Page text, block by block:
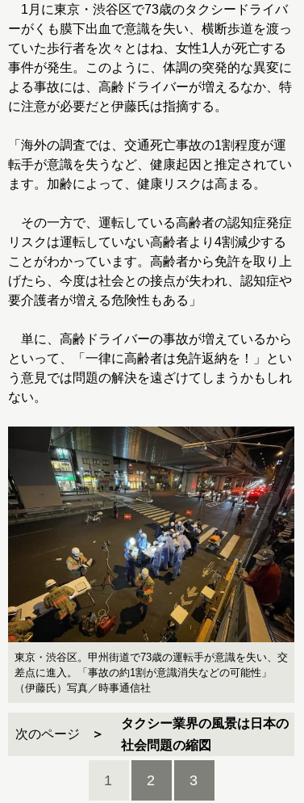
1月に東京・渋谷区で73歳のタクシードライバ
ーがくも膜下出血で意識を失い、横断歩道を渡っ
ていた歩行者を次々とはね、女性1人が死亡する
事件が発生。このように、体調の突発的な異変に
よる事故には、高齢ドライバーが増えるなか、特
に注意が必要だと伊藤氏は指摘する。
「海外の調査では、交通死亡事故の1割程度が運
転手が意識を失うなど、健康起因と推定されてい
ます。加齢によって、健康リスクは高まる。
その一方で、運転している高齢者の認知症発症
リスクは運転していない高齢者より4割減少する
ことがわかっています。高齢者から免許を取り上
げたら、今度は社会との接点が失われ、認知症や
要介護者が増える危険性もある」
単に、高齢ドライバーの事故が増えているから
といって、「一律に高齢者は免許返納を！」とい
う意見では問題の解決を遠ざけてしまうかもしれ
ない。
東京・渋谷区。甲州街道で73歳の運転手が意識を失い、交
差点に進入。「事故の約1割が意識消失などの可能性」
（伊藤氏）写真／時事通信社
次のページ
タクシー業界の風景は日本の
社会問題の縮図
1 2 3